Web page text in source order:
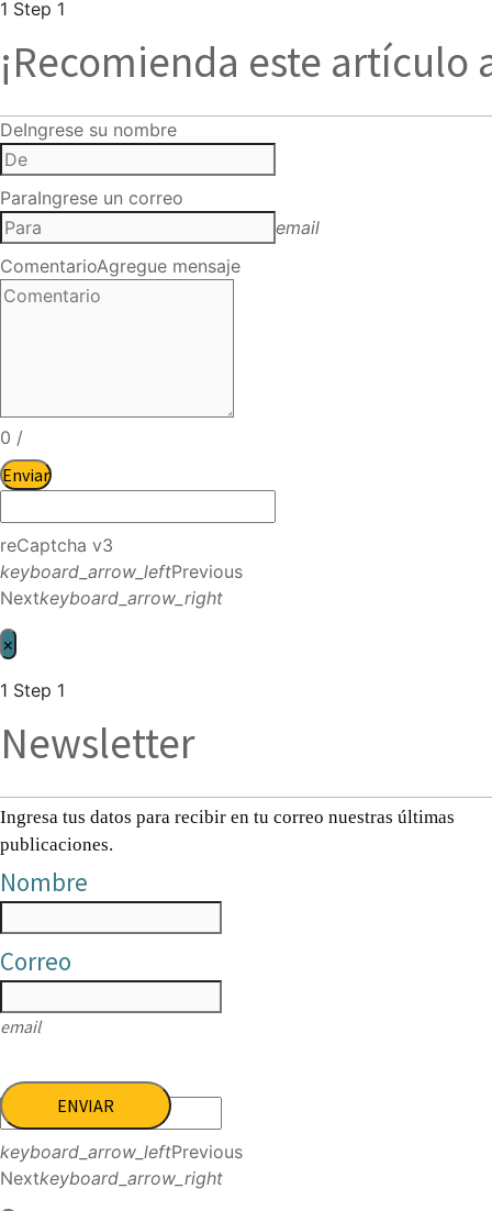
1 Step 1
¡Recomienda este artículo
DeIngrese su nombre
ParaIngrese un correo
email
ComentarioAgregue mensaje
0 /
Enviar
reCaptcha v3
keyboard_arrow_leftPrevious
Nextkeyboard_arrow_right
×
1 Step 1
Newsletter
Ingresa tus datos para recibir en tu correo nuestras últimas
publicaciones.
Nombre
Correo
email
ENVIAR
keyboard_arrow_leftPrevious
Nextkeyboard_arrow_right